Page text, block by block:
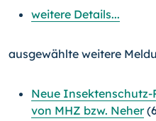
weitere Details...
ausgewählte weitere
Neue Insektenschutz-
von MHZ bzw. Neher